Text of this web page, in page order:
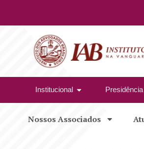
Institucional Presidência
Nossos Associados